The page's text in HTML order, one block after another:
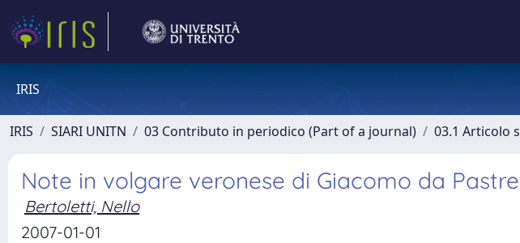
IRIS
IRIS SIARI UNITN 03 Contributo in periodico (Part of a journal) 03.1 Articolo
Note in volgare veronese di Giacomo da
Bertoletti, Nello
2007-01-01